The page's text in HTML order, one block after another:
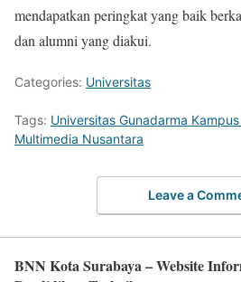
mendapatkan peringkat yang baik
dan alumni yang diakui.
Categories: Universitas
Tags: Universitas Gunadarma
Multimedia Nusantara
Leave a
BNN Kota Surabaya – Website